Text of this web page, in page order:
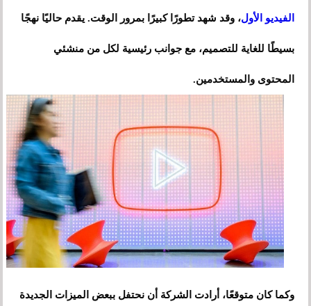
الفيديو الأول، وقد شهد تطورًا كبيرًا بمرور الوقت. يقدم حاليًا نهجًا
بسيطًا للغاية للتصميم، مع جوانب رئيسية لكل من منشئي
المحتوى والمستخدمين.
وكما كان متوقعًا، أرادت الشركة أن نحتفل ببعض الميزات الجديدة